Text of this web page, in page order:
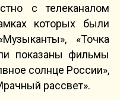
с телеканалом
которых были
«Точка
показаны фильмы
солнце России»,
рассвет».